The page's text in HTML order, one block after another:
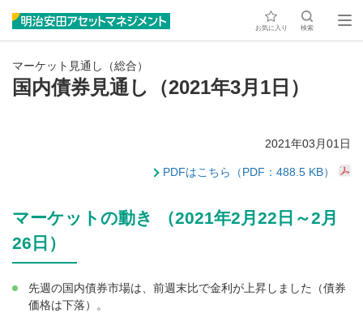
お気に入り 検索
マーケット見通し（総合）
国内債券見通し（2021年3月1日）
2021年03月01日
PDFはこちら（PDF：488.5 KB）
マーケットの動き （2021年2月22日～2月
26日）
先週の国内債券市場は、前週末比で金利が上昇しました（債券
価格は下落）。